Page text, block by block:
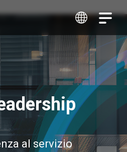
al servizio